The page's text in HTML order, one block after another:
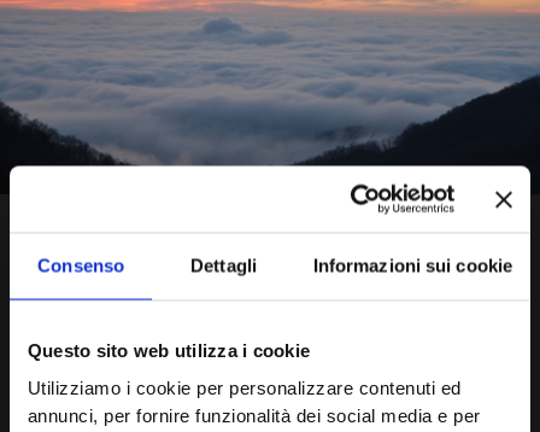
Consenso Dettagli Informazioni sui cookie
Questo sito web utilizza i cookie
Utilizziamo i cookie per personalizzare contenuti ed
annunci, per fornire funzionalità dei social media e per